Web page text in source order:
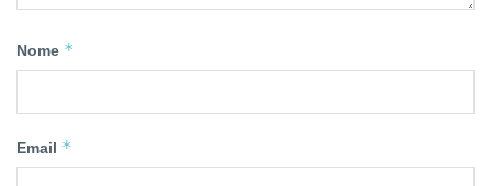
Nome *
Email *